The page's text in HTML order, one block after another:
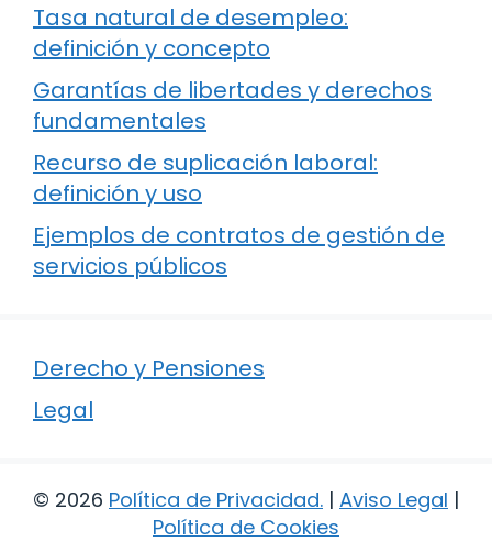
Tasa natural de desempleo:
definición y concepto
Garantías de libertades y derechos
fundamentales
Recurso de suplicación laboral:
definición y uso
Ejemplos de contratos de gestión de
servicios públicos
Derecho y Pensiones
Legal
© 2026 Política de Privacidad. | Aviso Legal |
Política de Cookies